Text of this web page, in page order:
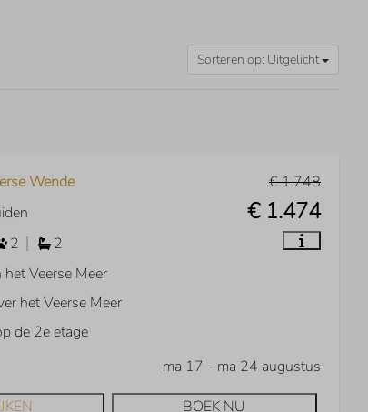
Sorteren op: Uitgelicht
€ 1.748
€ 1.474
Wende
2
2
het Veerse Meer
het Veerse Meer
de 2e etage
ma 17 - ma 24 augustus
BOEK NU